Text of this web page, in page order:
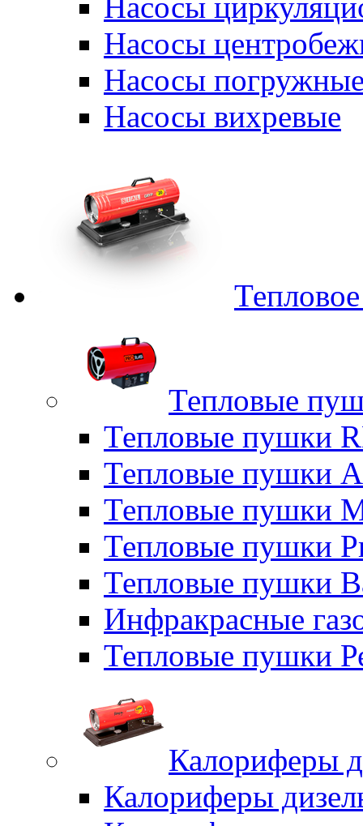
Насосы
Насосы
Насосы вихревые
Тепловые
Тепловые пушки
Тепловые пушки
Тепловые пушки
Тепловые пушки
Тепловые пушки
Инфракрасные
Тепловые пушки
Калориферы
Калориферы